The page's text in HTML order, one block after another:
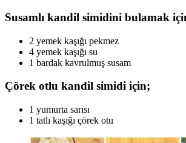
Susamlı kandil simidini bulamak
2 yemek kaşığı pekmez
4 yemek kaşığı su
1 bardak kavrulmuş susam
Çörek otlu kandil simidi için;
1 yumurta sarısı
1 tatlı kaşığı çörek otu